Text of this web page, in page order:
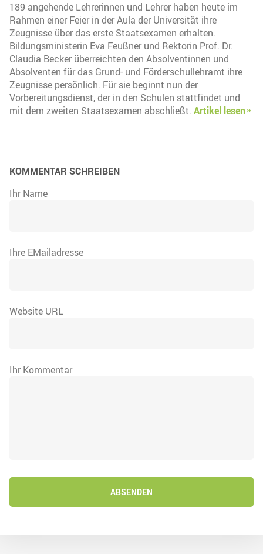
189 angehende Lehrerinnen und Lehrer haben heute im
Rahmen einer Feier in der Aula der Universität ihre
Zeugnisse über das erste Staatsexamen erhalten.
Bildungsministerin Eva Feußner und Rektorin Prof. Dr.
Claudia Becker überreichten den Absolventinnen und
Absolventen für das Grund- und Förderschullehramt ihre
Zeugnisse persönlich. Für sie beginnt nun der
Vorbereitungsdienst, der in den Schulen stattfindet und
mit dem zweiten Staatsexamen abschließt. Artikel lesen
KOMMENTAR SCHREIBEN
Ihr Name
Ihre EMailadresse
Website URL
Ihr Kommentar
ABSENDEN